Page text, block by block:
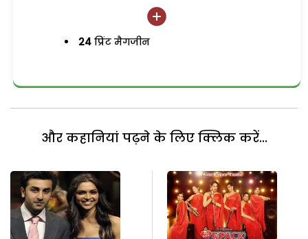
24 प्रिंट मैगजीन
और कहानियां पढ़ने के लिए क्लिक करें...